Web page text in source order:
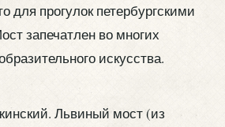
для прогулок петербургскими
запечатлен во многих
искусства.